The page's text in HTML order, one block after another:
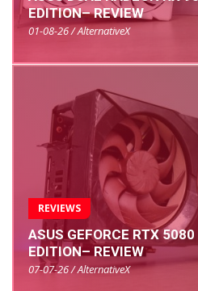
EDITION– REVIEW
01-08-26 / AlternativeX
REVIEWS
ASUS GEFORCE RTX
EDITION– REVIEW
07-07-26 / AlternativeX